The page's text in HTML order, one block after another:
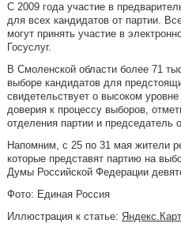
С 2009 года участие в
для всех кандидатов от партии.
могут принять участие в
Госуслуг.
В Смоленской области более 71
выборе кандидатов для
свидетельствует о высоком
доверия к процессу выборов,
отделения партии и председатель
Напомним, с 25 по 31 мая жители
которые представят партию на
Думы Российской Федерации
Фото: Единая Россия
Иллюстрация к статье: